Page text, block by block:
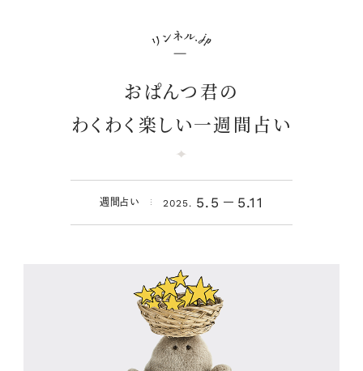
おぱんつ君の
わくわく楽しい一週間占い
週間占い 2025. 5.5 5.11